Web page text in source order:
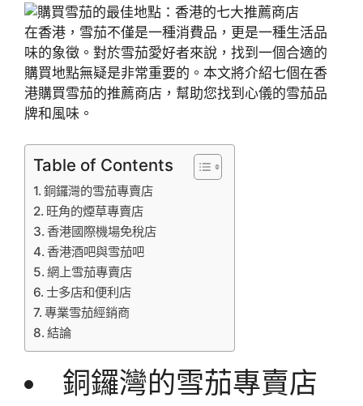
在香港，雪茄不僅是一種消費品，更是一種生活品
味的象徵。對於雪茄愛好者來說，找到一個合適的
購買地點無疑是非常重要的。本文將介紹七個在香
港購買雪茄的推薦商店，幫助您找到心儀的雪茄品
牌和風味。
Table of Contents
銅鑼灣的雪茄專賣店
旺角的煙草專賣店
香港國際機場免稅店
香港酒吧與雪茄吧
網上雪茄專賣店
士多店和便利店
專業雪茄經銷商
結論
銅鑼灣的雪茄專賣店